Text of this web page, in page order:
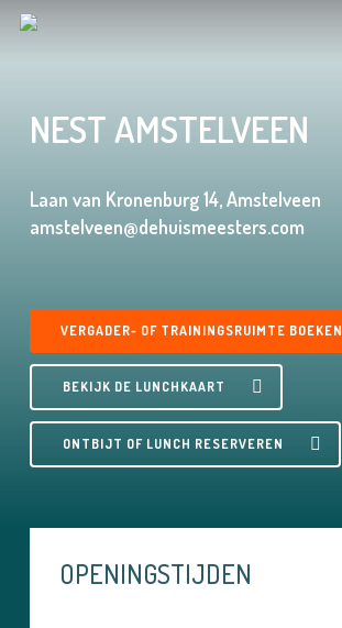
Skip
NEST AMSTELVEEN
Laan van Kronenburg 14, Amstelveen
amstelveen@dehuismeesters.com
VERGADER- OF TRAININGSRUIMTE BOEKEN
BEKIJK DE LUNCHKAART
ONTBIJT OF LUNCH RESERVEREN
OPENINGSTIJDEN